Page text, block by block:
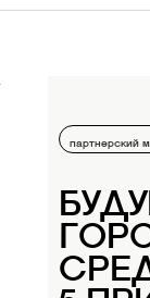
партнерский